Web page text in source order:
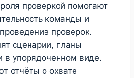
проверкой помогают
команды и
проверок.
сценарии, планы
в упорядоченном виде.
отчёты о охвате